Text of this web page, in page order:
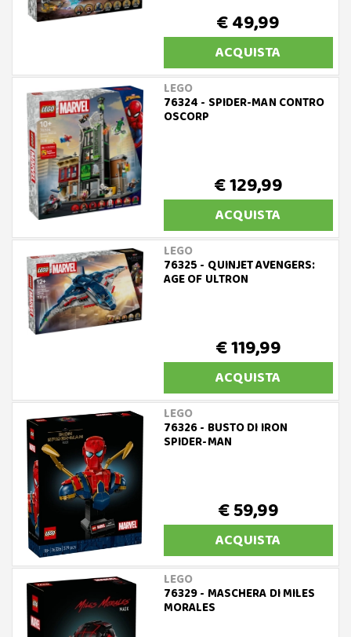
€ 49,99
ACQUISTA
LEGO
76324 - SPIDER-MAN CONTRO
OSCORP
€ 129,99
ACQUISTA
LEGO
76325 - QUINJET AVENGERS:
AGE OF ULTRON
€ 119,99
ACQUISTA
LEGO
76326 - BUSTO DI IRON
SPIDER-MAN
€ 59,99
ACQUISTA
LEGO
76329 - MASCHERA DI MILES
MORALES